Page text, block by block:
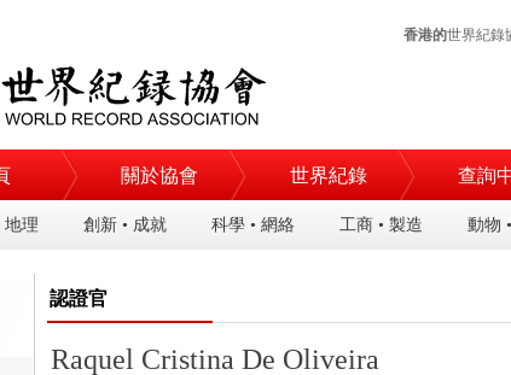
地理 創新 • 成就 科學 • 網絡 工商 • 製造 動物
關於協會 世界紀錄 查詢
香港的世界紀錄
認證官
Raquel Cristina De Oliveira